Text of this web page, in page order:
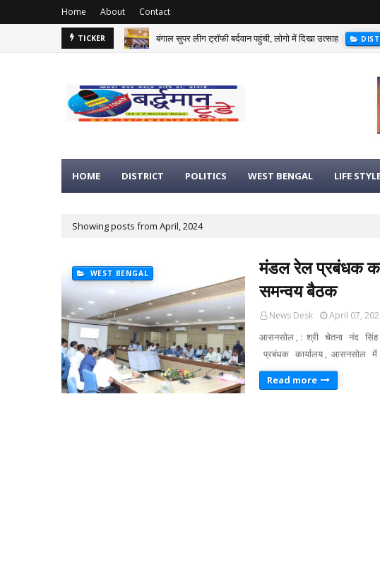
Home About Contact
TICKER बंगाल सुपर लीग ट्रॉफी बर्दवान पहुंची, लोगो में दिखा उत्साह
HOME DISTRICT POLITICS WEST BENGAL LIFE
Showing posts from April, 2024
WEST BENGAL
मंडल रेल प्रबंधक
समन्वय बैठक
News Desk April 07,
आसनसोल , : श्री चेतना नंद
प्रबंधक कार्यालय , आसनसोल
Read more